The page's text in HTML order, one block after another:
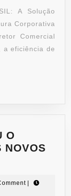
A Solução
Corporativa
Comercial
a eficiência de
O
NOVOS